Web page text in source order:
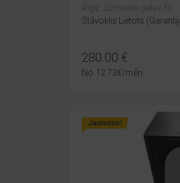
Rīga, Jūrmalas gatve 30
Stāvoklis Lietots
280.00 €
No 12.73€/mēn.
Jaunums!